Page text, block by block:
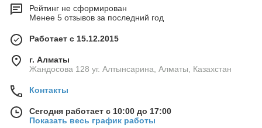
Рейтинг не сформирован
Менее 5 отзывов за последний год
Работает с 15.12.2015
г. Алматы
Жандосова 128 уг. Алтынсарина, Алматы, Казахстан
Контакты
Сегодня работает с 10:00 до 17:00
Показать весь график работы